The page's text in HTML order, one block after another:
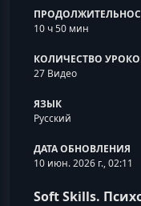
10 ч 50 мин
КОЛИЧЕСТВО
27 Видео
ЯЗЫК
Русский
ДАТА ОБНОВЛЕНИЯ
10 июн. 2026 г., 02:11
Soft Skills.